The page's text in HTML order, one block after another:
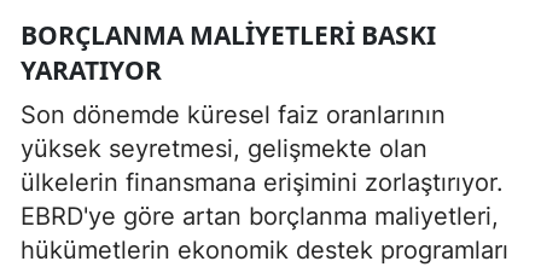
BORÇLANMA MALIYETLERI BASKI
YARATIYOR
Son dönemde küresel faiz oranlarının
yüksek seyretmesi, gelişmekte olan
ülkelerin finansmana erişimini zorlaştırıyor.
EBRD'ye göre artan borçlanma maliyetleri,
hükümetlerin ekonomik destek programları